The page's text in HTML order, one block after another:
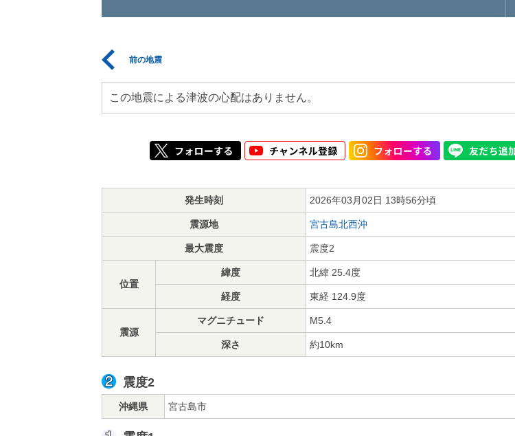
前の地震
この地震による津波の心配はありません。
発生時刻 2026年03月02日 13時56分頃
震源地 宮古島北西沖
最大震度 震度2
位置
緯度 北緯 25.4度
経度 東経 124.9度
震源
マグニチュード M5.4
深さ 約10km
震度2
沖縄県 宮古島市